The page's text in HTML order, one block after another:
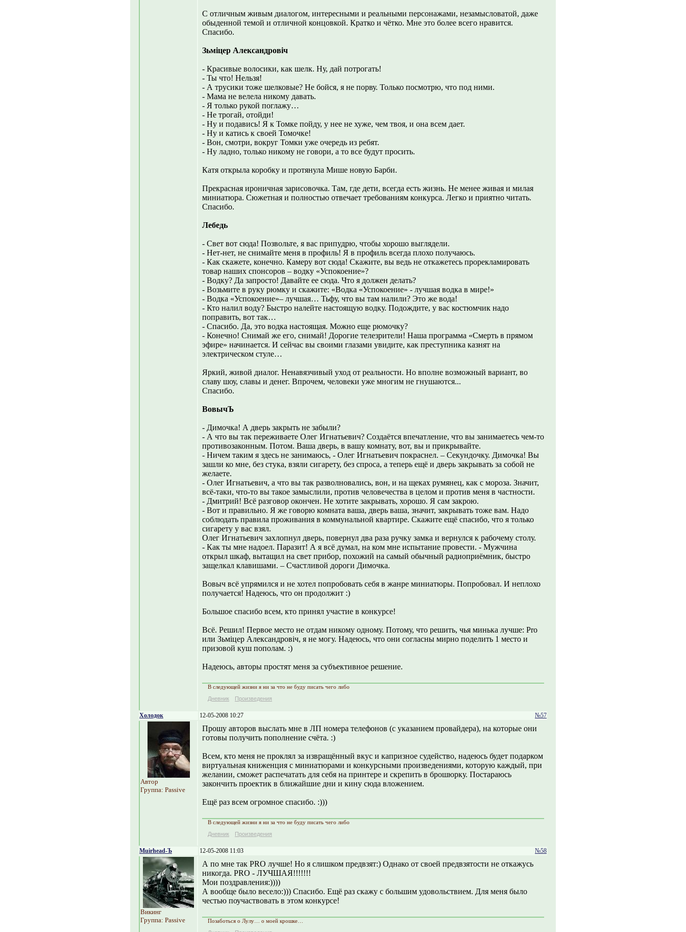
С отличным живым диалогом, интересными и реальными персонажами, незамысловатой, даже
обыденной темой и отличной концовкой. Кратко и чётко. Мне это более всего нравится.
Спасибо.
Зьміцер Александровіч
- Красивые волосики, как шелк. Ну, дай потрогать!
- Ты что! Нельзя!
- А трусики тоже шелковые? Не бойся, я не порву. Только посмотрю, что под ними.
- Мама не велела никому давать.
- Я только рукой поглажу…
- Не трогай, отойди!
- Ну и подавись! Я к Томке пойду, у нее не хуже, чем твоя, и она всем дает.
- Ну и катись к своей Томочке!
- Вон, смотри, вокруг Томки уже очередь из ребят.
- Ну ладно, только никому не говори, а то все будут просить.
Катя открыла коробку и протянула Мише новую Барби.
Прекрасная ироничная зарисовочка. Там, где дети, всегда есть жизнь. Не менее живая и милая
миниатюра. Сюжетная и полностью отвечает требованиям конкурса. Легко и приятно читать.
Спасибо.
Лебедь
- Свет вот сюда! Позвольте, я вас припудрю, чтобы хорошо выглядели.
- Нет-нет, не снимайте меня в профиль! Я в профиль всегда плохо получаюсь.
- Как скажете, конечно. Камеру вот сюда! Скажите, вы ведь не откажетесь прорекламировать
товар наших спонсоров – водку «Успокоение»?
- Водку? Да запросто! Давайте ее сюда. Что я должен делать?
- Возьмите в руку рюмку и скажите: «Водка «Успокоение» - лучшая водка в мире!»
- Водка «Успокоение»– лучшая… Тьфу, что вы там налили? Это же вода!
- Кто налил воду? Быстро налейте настоящую водку. Подождите, у вас костюмчик надо
поправить, вот так…
- Спасибо. Да, это водка настоящая. Можно еще рюмочку?
- Конечно! Снимай же его, снимай! Дорогие телезрители! Наша программа «Смерть в прямом
эфире» начинается. И сейчас вы своими глазами увидите, как преступника казнят на
электрическом стуле…
Яркий, живой диалог. Ненавязчивый уход от реальности. Но вполне возможный вариант, во
славу шоу, славы и денег. Впрочем, человеки уже многим не гнушаются...
Спасибо.
ВовычЪ
- Димочка! А дверь закрыть не забыли?
- А что вы так переживаете Олег Игнатьевич? Создаётся впечатление, что вы занимаетесь чем-то
противозаконным. Потом. Ваша дверь, в вашу комнату, вот, вы и прикрывайте.
- Ничем таким я здесь не занимаюсь, - Олег Игнатьевич покраснел. – Секундочку. Димочка! Вы
зашли ко мне, без стука, взяли сигарету, без спроса, а теперь ещё и дверь закрывать за собой не
желаете.
- Олег Игнатьевич, а что вы так разволновались, вон, и на щеках румянец, как с мороза. Значит,
всё-таки, что-то вы такое замыслили, против человечества в целом и против меня в частности.
- Дмитрий! Всё разговор окончен. Не хотите закрывать, хорошо. Я сам закрою.
- Вот и правильно. Я же говорю комната ваша, дверь ваша, значит, закрывать тоже вам. Надо
соблюдать правила проживания в коммунальной квартире. Скажите ещё спасибо, что я только
сигарету у вас взял.
Олег Игнатьевич захлопнул дверь, повернул два раза ручку замка и вернулся к рабочему столу.
- Как ты мне надоел. Паразит! А я всё думал, на ком мне испытание провести. - Мужчина
открыл шкаф, вытащил на свет прибор, похожий на самый обычный радиоприёмник, быстро
защелкал клавишами. – Счастливой дороги Димочка.
Вовыч всё упрямился и не хотел попробовать себя в жанре миниатюры. Попробовал. И неплохо
получается! Надеюсь, что он продолжит :)
Большое спасибо всем, кто принял участие в конкурсе!
Всё. Решил! Первое место не отдам никому одному. Потому, что решить, чья минька лучше: Pro
или Зьміцер Александровіч, я не могу. Надеюсь, что они согласны мирно поделить 1 место и
призовой куш пополам. :)
Надеюсь, авторы простят меня за субъективное решение.
В следующей жизни я ни за что не буду писать чего либо
Дневник
Произведения
Холодок 12-05-2008 10:27 №57
Автор
Группа: Passive
Прошу авторов выслать мне в ЛП номера телефонов (с указанием провайдера), на которые они
готовы получить пополнение счёта. :)
Всем, кто меня не проклял за извращённый вкус и капризное судейство, надеюсь будет подарком
виртуальная книженция с миниатюрами и конкурсными произведениями, которую каждый, при
желании, сможет распечатать для себя на принтере и скрепить в брошюрку. Постараюсь
закончить проектик в ближайшие дни и кину сюда вложением.
Ещё раз всем огромное спасибо. :)))
В следующей жизни я ни за что не буду писать чего либо
Дневник
Произведения
Muirhead-Ъ 12-05-2008 11:03 №58
Викинг
Группа: Passive
А по мне так PRO лучше! Но я слишком предвзят:) Однако от своей предвзятости не откажусь
никогда. PRO - ЛУЧШАЯ!!!!!!!
Мои поздравления:))))
А вообще было весело:))) Спасибо. Ещё раз скажу с большим удовольствием. Для меня было
честью поучаствовать в этом конкурсе!
Позаботься о Лулу… о моей крошке…